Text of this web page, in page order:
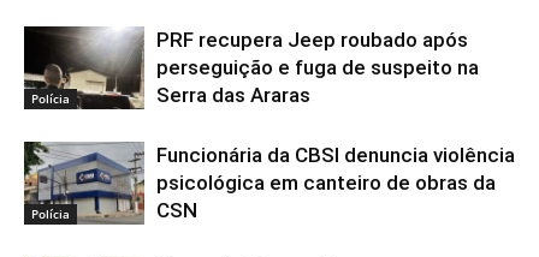
Polícia
PRF recupera Jeep roubado após
perseguição e fuga de suspeito na
Serra das Araras
Polícia
Funcionária da CBSI denuncia violência
psicológica em canteiro de obras da
CSN